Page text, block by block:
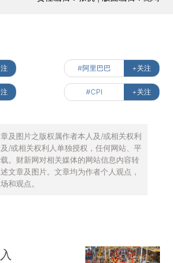
#阿里巴巴 +关注
#CPI +关注
及图片之版权属作者本人及/或相关权利
/或相关权利人单独授权，任何网站、平
。财新网对相关媒体的网站信息内容转
文章及图片。文章均为作者个人观点，
和观点。